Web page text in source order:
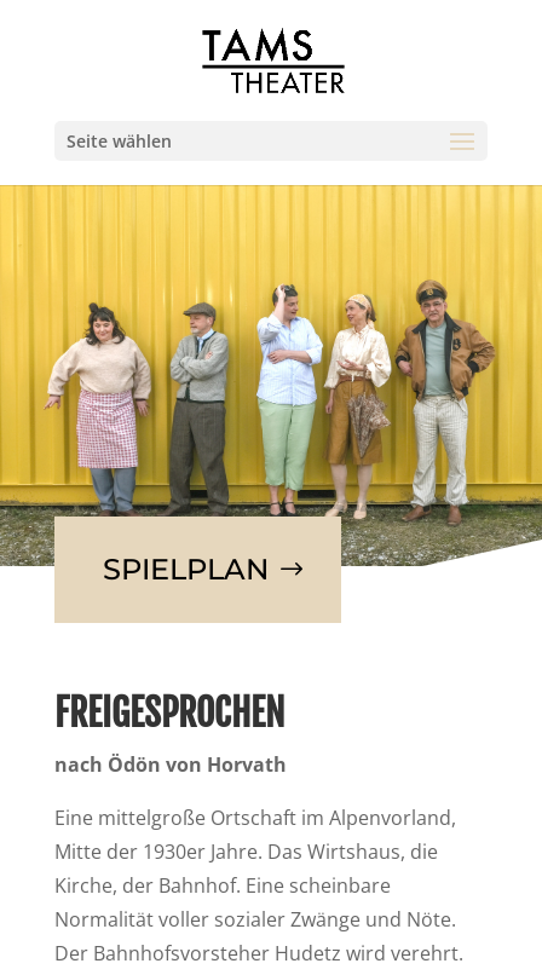
Seite wählen
SPIELPLAN
FREIGESPROCHEN
nach Ödön von Horvath
Eine mittelgroße Ortschaft im Alpenvorland,
Mitte der 1930er Jahre. Das Wirtshaus, die
Kirche, der Bahnhof. Eine scheinbare
Normalität voller sozialer Zwänge und Nöte.
Der Bahnhofsvorsteher Hudetz wird verehrt.